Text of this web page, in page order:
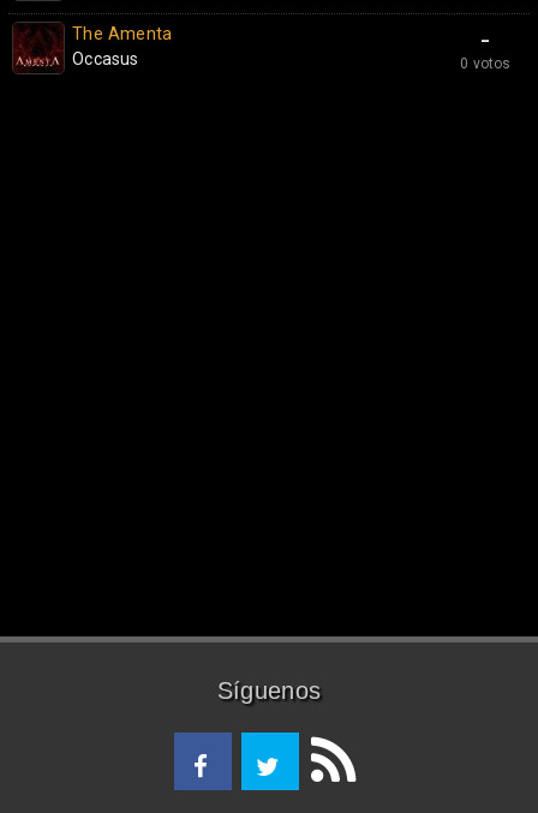
-
0 votos
The Amenta
Occasus
Síguenos